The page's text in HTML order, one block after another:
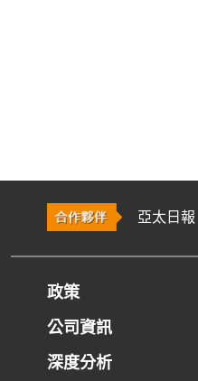
亞太日報
政策
公司資訊
深度分析